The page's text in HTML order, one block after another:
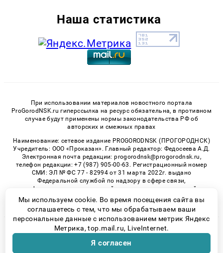
Наша статистика
При использовании материалов новостного портала
ProGorodNSK.ru гиперссылка на ресурс обязательна, в противном
случае будут применены нормы законодательства РФ об
авторских и смежных правах
Наименование: сетевое издание PROGORODNSK (ПРОГОРОДНСК)
Учредитель: ООО «Проказан». Главный редактор: Федосеева А.Д.
Электронная почта редакции: progorodnsk@progorodnsk.ru,
телефон редакции: +7 (987) 905-00-63. Регистрационный номер
СМИ: ЭЛ № ФС 77 - 82994 от 31 марта 2022г. выдано
Федеральной службой по надзору в сфере связи,
информационных технологий и массовых коммуникаций.
Возрастная категория сайта 16+.
© 2026 «progorodnsk» | Все права защищены
Возрастная категория сайта 16+
Мы используем cookie. Во время посещения сайта вы
соглашаетесь с тем, что мы обрабатываем ваши
персональные данные с использованием метрик Яндекс
Метрика, top.mail.ru, LiveInternet.
Я согласен